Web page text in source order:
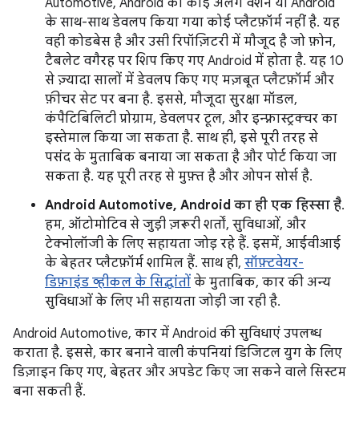
Automotive, Android का कोई अलग वर्शन या Android
के साथ-साथ डेवलप किया गया कोई प्लैटफ़ॉर्म नहीं है. यह
वही कोडबेस है और उसी रिपॉज़िटरी में मौजूद है जो फ़ोन,
टैबलेट वगैरह पर शिप किए गए Android में होता है. यह 10
से ज़्यादा सालों में डेवलप किए गए मज़बूत प्लैटफ़ॉर्म और
फ़ीचर सेट पर बना है. इससे, मौजूदा सुरक्षा मॉडल,
कंपैटिबिलिटी प्रोग्राम, डेवलपर टूल, और इन्फ़्रास्ट्रक्चर का
इस्तेमाल किया जा सकता है. साथ ही, इसे पूरी तरह से
पसंद के मुताबिक बनाया जा सकता है और पोर्ट किया जा
सकता है. यह पूरी तरह से मुफ़्त है और ओपन सोर्स है.
Android Automotive, Android का ही एक हिस्सा है.
हम, ऑटोमोटिव से जुड़ी ज़रूरी शर्तों, सुविधाओं, और
टेक्नोलॉजी के लिए सहायता जोड़ रहे हैं. इसमें, आईवीआई
के बेहतर प्लैटफ़ॉर्म शामिल हैं. साथ ही, सॉफ़्टवेयर-
डिफ़ाइंड व्हीकल के सिद्धांतों के मुताबिक, कार की अन्य
सुविधाओं के लिए भी सहायता जोड़ी जा रही है.
Android Automotive, कार में Android की सुविधाएं उपलब्ध
कराता है. इससे, कार बनाने वाली कंपनियां डिजिटल युग के लिए
डिज़ाइन किए गए, बेहतर और अपडेट किए जा सकने वाले सिस्टम
बना सकती हैं.